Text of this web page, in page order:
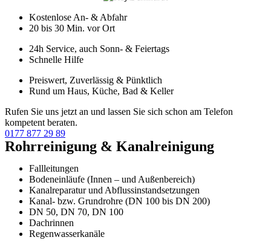
Kostenlose An- & Abfahr
20 bis 30 Min. vor Ort
24h Service, auch Sonn- & Feiertags
Schnelle Hilfe
Preiswert, Zuverlässig & Pünktlich
Rund um Haus, Küche, Bad & Keller
Rufen Sie uns jetzt an und lassen Sie sich schon am Telefon
kompetent beraten.
0177 877 29 89
Rohrreinigung & Kanalreinigung
Fallleitungen
Bodeneinläufe (Innen – und Außenbereich)
Kanalreparatur und Abflussinstandsetzungen
Kanal- bzw. Grundrohre (DN 100 bis DN 200)
DN 50, DN 70, DN 100
Dachrinnen
Regenwasserkanäle